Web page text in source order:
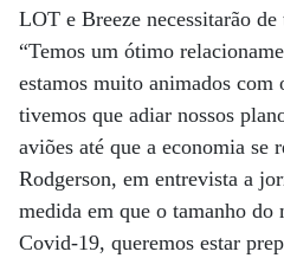
LOT e Breeze necessitarão de
“Temos um ótimo
estamos muito animados
tivemos que adiar nossos
aviões até que a economia se
Rodgerson, em entrevista a
medida em que o tamanho do
Covid-19, queremos estar